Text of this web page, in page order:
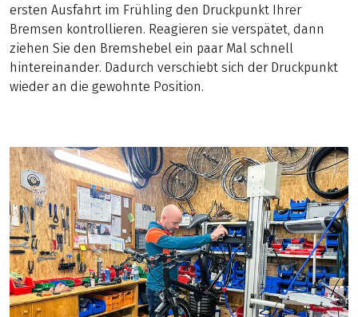
ersten Ausfahrt im Frühling den Druckpunkt Ihrer
Bremsen kontrollieren. Reagieren sie verspätet, dann
ziehen Sie den Bremshebel ein paar Mal schnell
hintereinander. Dadurch verschiebt sich der Druckpunkt
wieder an die gewohnte Position.